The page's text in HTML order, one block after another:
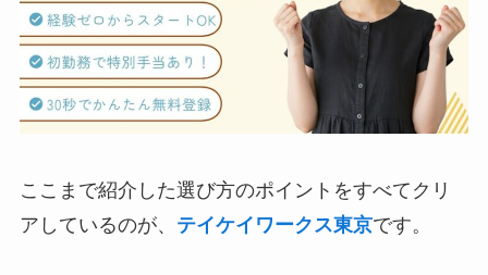
ここまで紹介した選び方のポイントをすべてクリ
アしているのが、 テイケイワークス東京です。